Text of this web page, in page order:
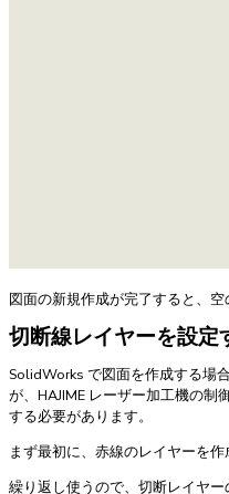
図面の新規作成が完了すると、空
切断線レイヤーを設定
SolidWorks で図面を作成する場
が、HAJIME レーザー加工機の制
する必要があります。
まず最初に、赤線のレイヤーを作
繰り返し使うので、切断レイヤ